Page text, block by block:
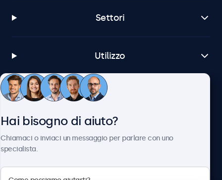
Settori
Utilizzo
Servizio Clienti
Hai bisogno di aiuto?
Chiamaci o inviaci un messaggio per parlare con uno
specialista.